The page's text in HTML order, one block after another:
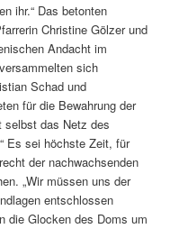
ihr.“ Das betonten
Christine Gölzer und
Andacht im
sich
Schad und
für die Bewahrung der
selbst das Netz des
Es sei höchste Zeit, für
der nachwachsenden
„Wir müssen uns der
entschlossen
die Glocken des Doms um